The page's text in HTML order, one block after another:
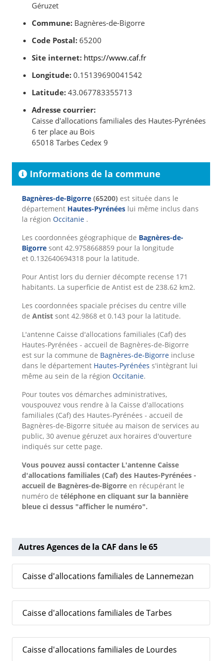
Géruzet
Commune: Bagnères-de-Bigorre
Code Postal: 65200
Site internet: https://www.caf.fr
Longitude: 0.15139690041542
Latitude: 43.067783355713
Adresse courrier:
Caisse d'allocations familiales des Hautes-Pyrénées
6 ter place au Bois
65018 Tarbes Cedex 9
Informations de la commune
Bagnères-de-Bigorre (65200) est située dans le
département Hautes-Pyrénées lui même inclus dans
la région Occitanie .
Les coordonnées géographique de Bagnères-de-
Bigorre sont 42.9758668859 pour la longitude
et 0.132640694318 pour la latitude.
Pour Antist lors du dernier décompte recense 171
habitants. La superficie de Antist est de 238.62 km2.
Les coordonnées spaciale précises du centre ville
de Antist sont 42.9868 et 0.143 pour la latitude.
L'antenne Caisse d'allocations familiales (Caf) des
Hautes-Pyrénées - accueil de Bagnères-de-Bigorre
est sur la commune de Bagnères-de-Bigorre incluse
dans le département Hautes-Pyrénées s'intègrant lui
même au sein de la région Occitanie.
Pour toutes vos démarches administratives,
vouspouvez vous rendre à la Caisse d'allocations
familiales (Caf) des Hautes-Pyrénées - accueil de
Bagnères-de-Bigorre située au maison de services au
public, 30 avenue géruzet aux horaires d'ouverture
indiqués sur cette page.
Vous pouvez aussi contacter L'antenne Caisse
d'allocations familiales (Caf) des Hautes-Pyrénées -
accueil de Bagnères-de-Bigorre en récupérant le
numéro de téléphone en cliquant sur la bannière
bleue ci dessus "afficher le numéro".
Autres Agences de la CAF dans le 65
Caisse d'allocations familiales de Lannemezan
Caisse d'allocations familiales de Tarbes
Caisse d'allocations familiales de Lourdes